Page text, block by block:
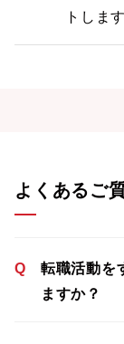
トします
よくあるご
Q
転職活動を
ますか？